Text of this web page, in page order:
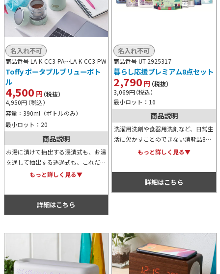
商品番号 LA-K-CC3-PA～LA-K-CC3-PW
Toffy ポータブルブリューボト
ル
4,500 円（税抜）
4,950円（税込）
容量：390ml（ボトルのみ）
最小ロット：20
名入れ不可
商品説明
お湯に漬けて抽出する浸漬式も、お湯
を通して抽出する透過式も、これだけ
でできるポータブルブリューボトルで
みの濃さで楽しめるアイテムです。
もっと詳しく見る▼
詳細はこちら
商品番号 UT-2925317
暮らし応援プレミアム8点セット
2,790円（税抜）
3,069円（税込）
最小ロット：16
名入れ不可
商品説明
洗濯用洗剤や食器用洗剤など、日常生
活に欠かすことのできない消耗品8点
を詰め合わせたギフトセットです。ご
ペーンの特典や景品用にもおすすめで
もっと詳しく見る▼
詳細はこちら